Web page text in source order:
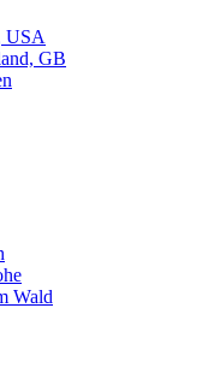
USA
GB
Wald